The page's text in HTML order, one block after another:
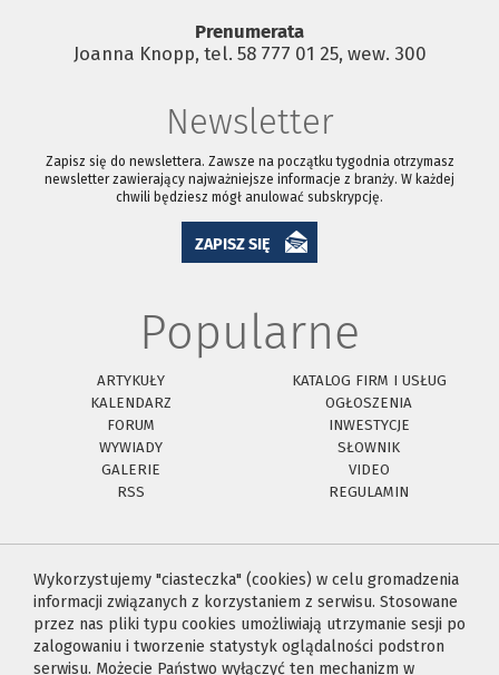
Prenumerata
Joanna Knopp, tel. 58 777 01 25, wew. 300
Newsletter
Zapisz się do newslettera. Zawsze na początku tygodnia otrzymasz
newsletter zawierający najważniejsze informacje z branży. W każdej
chwili będziesz mógł anulować subskrypcję.
ZAPISZ SIĘ
Popularne
ARTYKUŁY
KATALOG FIRM I USŁUG
KALENDARZ
OGŁOSZENIA
FORUM
INWESTYCJE
WYWIADY
SŁOWNIK
GALERIE
VIDEO
RSS
REGULAMIN
Wykorzystujemy "ciasteczka" (cookies) w celu gromadzenia
informacji związanych z korzystaniem z serwisu. Stosowane
przez nas pliki typu cookies umożliwiają utrzymanie sesji po
zalogowaniu i tworzenie statystyk oglądalności podstron
serwisu. Możecie Państwo wyłączyć ten mechanizm w